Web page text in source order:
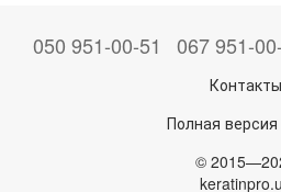
050 951-00-51 067 951-
Контакты
Полная
©